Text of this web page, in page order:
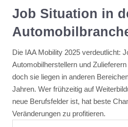
Job Situation in
Die IAA Mobility 2025 verdeutlicht:
Automobilherstellern und
doch sie liegen in anderen
Jahren. Wer frühzeitig auf
neue Berufsfelder ist, hat beste
Veränderungen zu profitieren.